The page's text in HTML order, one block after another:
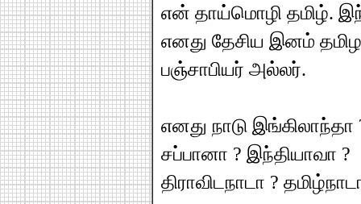
என் தாய்மொழி தமிழ்.
எனது தேசிய இனம்
பஞ்சாபியர் அல்லர்.
எனது நாடு இங்கிலாந்தா
சப்பானா ? இந்தியாவா ?
திராவிடநாடா ?